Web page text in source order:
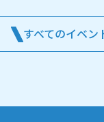
すべてのイベン